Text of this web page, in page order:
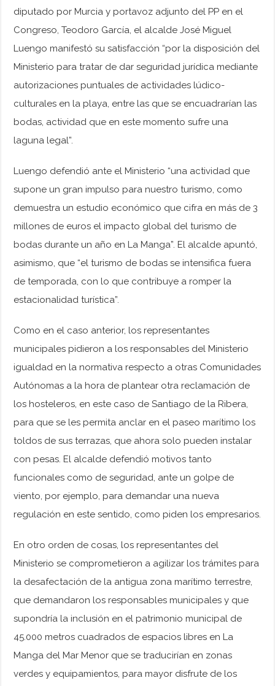
diputado por Murcia y portavoz adjunto del PP en el
Congreso, Teodoro García, el alcalde José Miguel
Luengo manifestó su satisfacción “por la disposición del
Ministerio para tratar de dar seguridad jurídica mediante
autorizaciones puntuales de actividades lúdico-
culturales en la playa, entre las que se encuadrarían las
bodas, actividad que en este momento sufre una
laguna legal”.
Luengo defendió ante el Ministerio “una actividad que
supone un gran impulso para nuestro turismo, como
demuestra un estudio económico que cifra en más de 3
millones de euros el impacto global del turismo de
bodas durante un año en La Manga”. El alcalde apuntó,
asimismo, que “el turismo de bodas se intensifica fuera
de temporada, con lo que contribuye a romper la
estacionalidad turística”.
Como en el caso anterior, los representantes
municipales pidieron a los responsables del Ministerio
igualdad en la normativa respecto a otras Comunidades
Autónomas a la hora de plantear otra reclamación de
los hosteleros, en este caso de Santiago de la Ribera,
para que se les permita anclar en el paseo marítimo los
toldos de sus terrazas, que ahora solo pueden instalar
con pesas. El alcalde defendió motivos tanto
funcionales como de seguridad, ante un golpe de
viento, por ejemplo, para demandar una nueva
regulación en este sentido, como piden los empresarios.
En otro orden de cosas, los representantes del
Ministerio se comprometieron a agilizar los trámites para
la desafectación de la antigua zona marítimo terrestre,
que demandaron los responsables municipales y que
supondría la inclusión en el patrimonio municipal de
45.000 metros cuadrados de espacios libres en La
Manga del Mar Menor que se traducirían en zonas
verdes y equipamientos, para mayor disfrute de los